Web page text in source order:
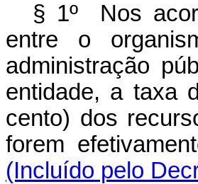
§ 1º Nos
entre o
administração
entidade, a taxa
cento) dos
forem
(Incluído pelo